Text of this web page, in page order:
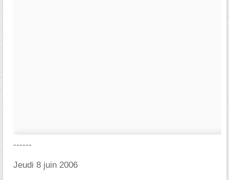
------
Jeudi 8 juin 2006